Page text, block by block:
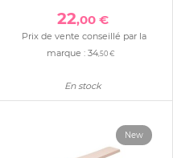
22,00 €
Prix de vente conseillé par la
marque :34,50 €
En stock
New